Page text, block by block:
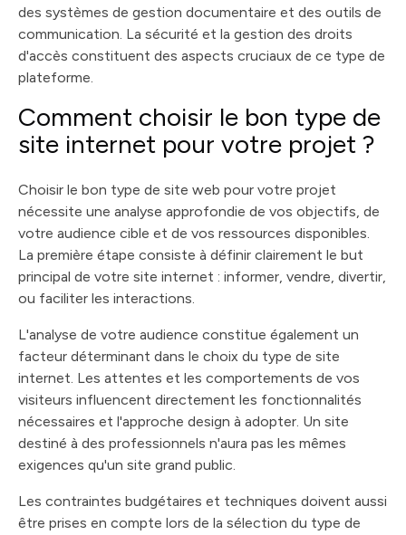
des systèmes de gestion documentaire et des outils de
communication. La sécurité et la gestion des droits
d'accès constituent des aspects cruciaux de ce type de
plateforme.
Comment choisir le bon type de
site internet pour votre projet ?
Choisir le bon type de site web pour votre projet
nécessite une analyse approfondie de vos objectifs, de
votre audience cible et de vos ressources disponibles.
La première étape consiste à définir clairement le but
principal de votre site internet : informer, vendre, divertir,
ou faciliter les interactions.
L'analyse de votre audience constitue également un
facteur déterminant dans le choix du type de site
internet. Les attentes et les comportements de vos
visiteurs influencent directement les fonctionnalités
nécessaires et l'approche design à adopter. Un site
destiné à des professionnels n'aura pas les mêmes
exigences qu'un site grand public.
Les contraintes budgétaires et techniques doivent aussi
être prises en compte lors de la sélection du type de